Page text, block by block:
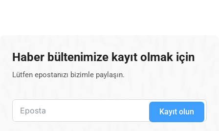
Haber bültenimize kayıt olmak için
Lütfen epostanızı bizimle paylaşın.
Kayıt olun